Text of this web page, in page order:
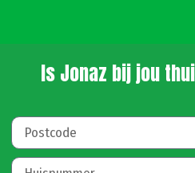
Is Jonaz bij jou